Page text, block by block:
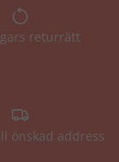
returrätt
önskad address